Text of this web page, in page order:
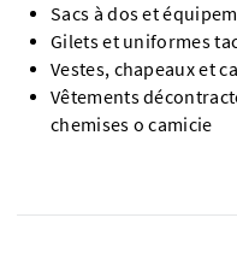
Sacs à dos et
Gilets et uniformes
Vestes, chapeaux et
Vêtements
chemises o camicie